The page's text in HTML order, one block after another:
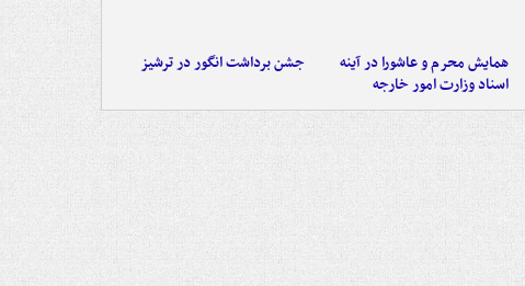
همایش محرم و عاشورا در آینه
اسناد وزارت امور خارجه
جشن برداشت انگور در ترشیز